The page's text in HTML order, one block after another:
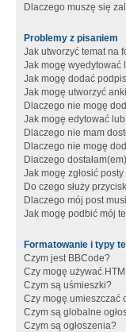
Dlaczego muszę się
Problemy z pisaniem
Jak utworzyć temat na
Jak mogę wyedytować
Jak mogę dodać
Jak mogę utworzyć
Dlaczego nie mogę
Jak mogę edytować
Dlaczego nie mam
Dlaczego nie mogę
Dlaczego
Jak mogę zgłosić
Do czego służy
Dlaczego mój post
Jak mogę podbić mój
Formatowanie i typy
Czym jest BBCode?
Czy mogę używać
Czym są uśmieszki?
Czy mogę umieszczać
Czym są globalne
Czym są ogłoszenia?